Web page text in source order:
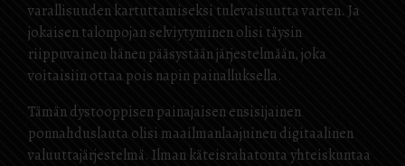
varallisuuden kartuttamiseksi tulevaisuutta varten. Ja
jokaisen talonpojan selviytyminen olisi täysin
riippuvainen hänen pääsystään järjestelmään, joka
voitaisiin ottaa pois napin painalluksella.
Tämän dystooppisen painajaisen ensisijainen
ponnahduslauta olisi maailmanlaajuinen digitaalinen
valuuttajärjestelmä. Ilman käteisrahatonta yhteiskuntaa